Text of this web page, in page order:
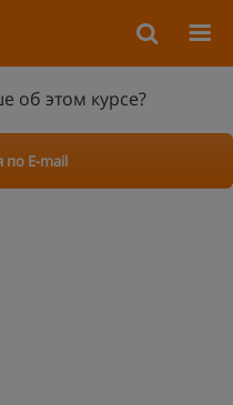
об этом курсе?
E-mail